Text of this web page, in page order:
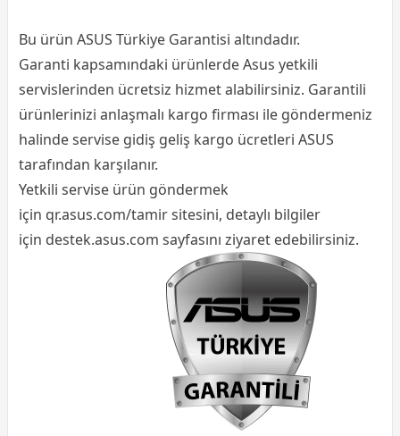
Bu ürün ASUS Türkiye Garantisi altındadır.
Garanti kapsamındaki ürünlerde Asus yetkili
servislerinden ücretsiz hizmet alabilirsiniz. Garantili
ürünlerinizi anlaşmalı kargo firması ile göndermeniz
halinde servise gidiş geliş kargo ücretleri ASUS
tarafından karşılanır.
Yetkili servise ürün göndermek
için qr.asus.com/tamirsitesini, detaylı bilgiler
için destek.asus.com sayfasını ziyaret edebilirsiniz.